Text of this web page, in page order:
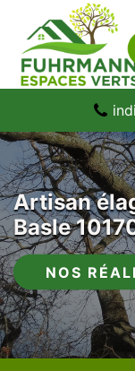
Artisan
Basle
NOS